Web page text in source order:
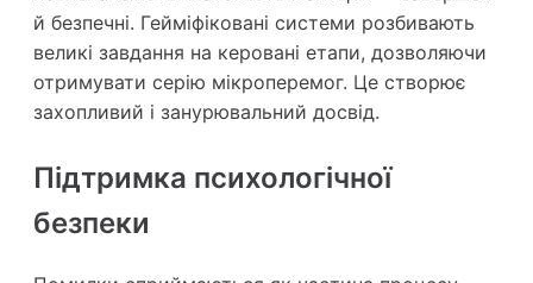
й безпечні. Гейміфіковані системи розбивають
великі завдання на керовані етапи, дозволяючи
отримувати серію мікроперемог. Це створює
захопливий і занурювальний досвід.
Підтримка психологічної
безпеки